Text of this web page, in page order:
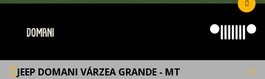
JEEP DOMANI VÁRZEA GRANDE - MT